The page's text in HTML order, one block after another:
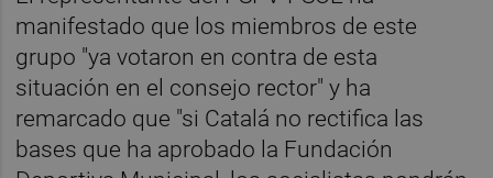
manifestado que los miembros de este
grupo "ya votaron en contra de esta
situación en el consejo rector" y ha
remarcado que "si Catalá no rectifica las
bases que ha aprobado la Fundación